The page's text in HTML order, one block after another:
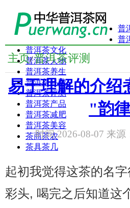
普
普
普洱茶文化
普洱茶人物
普洱茶养生
普洱茶品牌
普洱茶评测
普洱茶产品
普洱茶减肥
普洱茶美容
茶商茶农
茶具茶几
主页/ 普洱茶评测
易于理解的介绍
"韵
时间:2026-08-07 来源
起初我觉得这茶的名
彩头, 喝完之后知道这